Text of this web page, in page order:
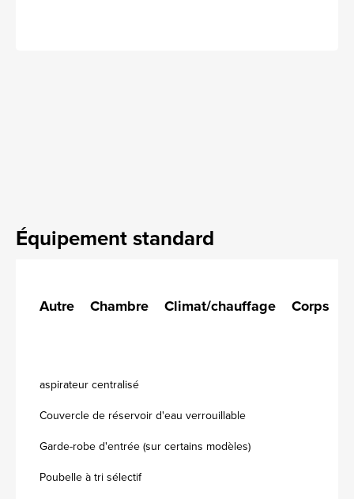
Équipement standard
Autre Chambre Climat/chauffage Corps
aspirateur centralisé
Couvercle de réservoir d'eau verrouillable
Garde-robe d'entrée (sur certains modèles)
Poubelle à tri sélectif